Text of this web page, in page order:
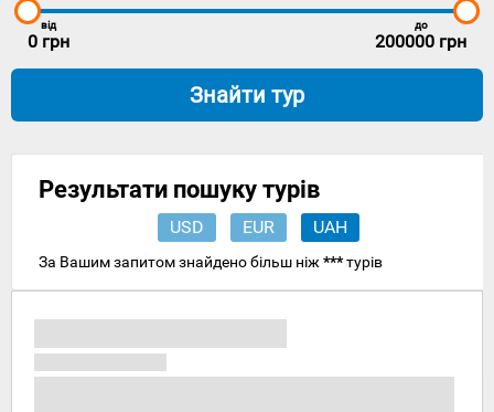
від
0 грн
до
200000 грн
Знайти тур
Результати пошуку турів
USD EUR UAH
За Вашим запитом знайдено більш ніж ***турів